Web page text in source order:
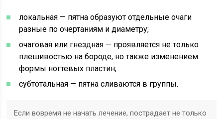
локальная — пятна образуют отдельные очаги
разные по очертаниям и диаметру;
очаговая или гнездная — проявляется не только
плешивостью на бороде, но также изменением
формы ногтевых пластин;
субтотальная — пятна сливаются в группы.
Если вовремя не начать лечение, пострадает не только